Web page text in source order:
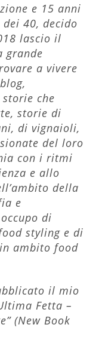
e 15 anni
40, decido
lascio il
grande
a vivere
che
storie di
di vignaioli,
del loro
con i ritmi
e allo
della
e
di
styling e di
ambito food
il mio
Fetta –
(New Book